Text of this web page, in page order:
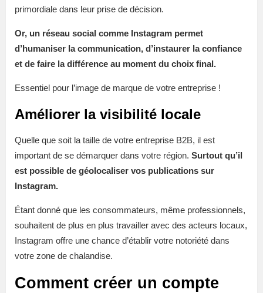
primordiale dans leur prise de décision.
Or, un réseau social comme Instagram permet
d’humaniser la communication, d’instaurer la confiance
et de faire la différence au moment du choix final.
Essentiel pour l’image de marque de votre entreprise !
Améliorer la visibilité locale
Quelle que soit la taille de votre entreprise B2B, il est
important de se démarquer dans votre région. Surtout qu’il
est possible de géolocaliser vos publications sur
Instagram.
Étant donné que les consommateurs, même professionnels,
souhaitent de plus en plus travailler avec des acteurs locaux,
Instagram offre une chance d’établir votre notoriété dans
votre zone de chalandise.
Comment créer un compte